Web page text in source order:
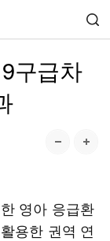
구급차
영아 응급환
용한 권역 연